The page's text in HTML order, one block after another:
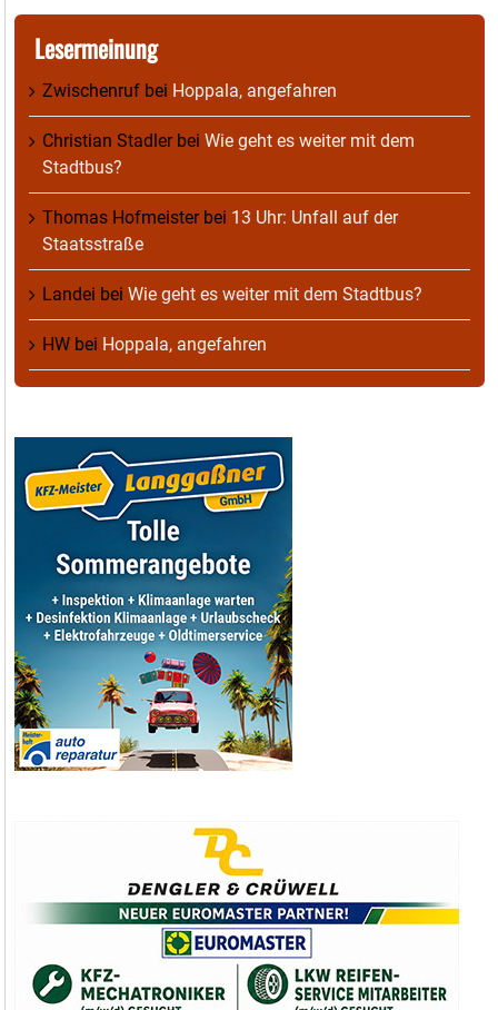
Lesermeinung
Zwischenruf bei Hoppala, angefahren
Christian Stadlerbei Wie geht es weiter mit dem
Stadtbus?
Thomas Hofmeisterbei 13 Uhr: Unfall auf der
Staatsstraße
Landei bei Wie geht es weiter mit dem Stadtbus?
HW bei Hoppala, angefahren